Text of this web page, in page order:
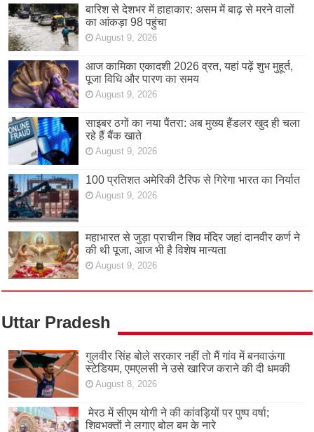
बारिश से देशभर में हाहाकार: असम में बाढ़ से मरने वालों
का आंकड़ा 98 पहुंचा
August 9, 2026
आज कामिका एकादशी 2026 व्रत, यहां पढ़ें शुभ मुहूर्त,
पूजा विधि और पारण का समय
August 9, 2026
साइबर ठगों का नया पैंतरा: अब मुख्य हैंडलर खुद ही चला
रहे हैं बैंक खाते
August 9, 2026
100 प्रतिशत अमेरिकी टैरिफ से गिरेगा भारत का निर्यात
August 9, 2026
महाभारत से जुड़ा प्राचीन शिव मंदिर जहां दानवीर कर्ण ने
की थी पूजा, आज भी है विशेष मान्यता
August 9, 2026
Uttar Pradesh
गुलवीर सिंह बोले सरकार नहीं तो मैं गांव में बनवाऊंगा
स्टेडियम, एमएलसी ने उसे खारिज कराने की दी धमकी
August 8, 2026
मेरठ में सीएम योगी ने की कांवड़ियों पर पुष्प वर्षा;
शिवभक्तों ने लगाए बोल बम के नारे